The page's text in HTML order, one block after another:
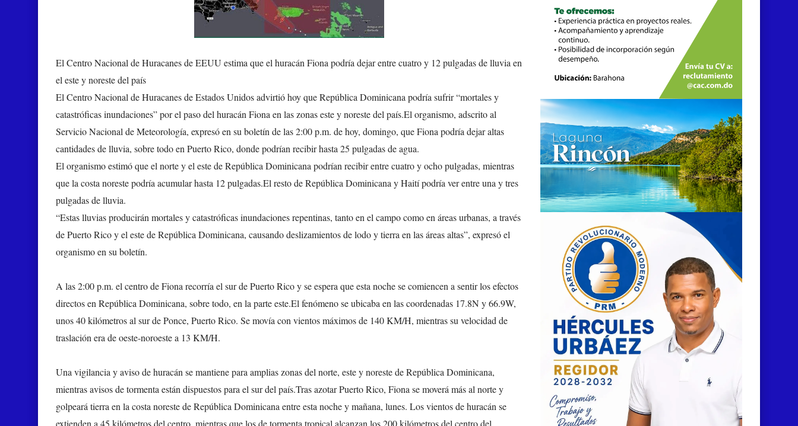
El Centro Nacional de Huracanes de EEUU estima que el huracán Fiona podría dejar entre cuatro y 12 pulgadas de lluvia en
el este y noreste del país
El Centro Nacional de Huracanes de Estados Unidos advirtió hoy que República Dominicana podría sufrir “mortales y
catastróficas inundaciones” por el paso del huracán Fiona en las zonas este y noreste del país.El organismo, adscrito al
Servicio Nacional de Meteorología, expresó en su boletín de las 2:00 p.m. de hoy, domingo, que Fiona podría dejar altas
cantidades de lluvia, sobre todo en Puerto Rico, donde podrían recibir hasta 25 pulgadas de agua.
El organismo estimó que el norte y el este de República Dominicana podrían recibir entre cuatro y ocho pulgadas, mientras
que la costa noreste podría acumular hasta 12 pulgadas.El resto de República Dominicana y Haití podría ver entre una y tres
pulgadas de lluvia.
“Estas lluvias producirán mortales y catastróficas inundaciones repentinas, tanto en el campo como en áreas urbanas, a través
de Puerto Rico y el este de República Dominicana, causando deslizamientos de lodo y tierra en las áreas altas”, expresó el
organismo en su boletín.
A las 2:00 p.m. el centro de Fiona recorría el sur de Puerto Rico y se espera que esta noche se comiencen a sentir los efectos
directos en República Dominicana, sobre todo, en la parte este.El fenómeno se ubicaba en las coordenadas 17.8N y 66.9W,
unos 40 kilómetros al sur de Ponce, Puerto Rico. Se movía con vientos máximos de 140 KM/H, mientras su velocidad de
traslación era de oeste-noroeste a 13 KM/H.
Una vigilancia y aviso de huracán se mantiene para amplias zonas del norte, este y noreste de República Dominicana,
mientras avisos de tormenta están dispuestos para el sur del país.Tras azotar Puerto Rico, Fiona se moverá más al norte y
golpeará tierra en la costa noreste de República Dominicana entre esta noche y mañana, lunes. Los vientos de huracán se
extienden a 45 kilómetros del centro, mientras que los de tormenta tropical alcanzan los 200 kilómetros del centro del